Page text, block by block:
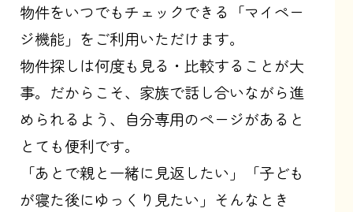
物件をいつでもチェックできる「マイペー
ジ機能」をご利用いただけます。
物件探しは何度も見る・比較することが大
事。だからこそ、家族で話し合いながら進
められるよう、自分専用のページがあると
とても便利です。
「あとで親と一緒に見返したい」「子ども
が寝た後にゆっくり見たい」そんなとき